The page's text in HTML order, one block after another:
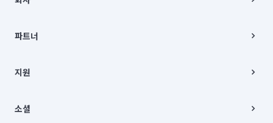
주소 | 본사: 서울특별시 종로구 율곡로 6(중학동, 트윈트리빌딩) B동 5층
컨택센터 : 서울특별시 종로구 수송동 율곡로 24, 7층, 8층 미소
상품, 상품정보, 거래에 관한 의무와 책임은 거래당사자에게 있습니다.
언론 보도 관련 문의:
© 유한회사 미소. Miso, Inc. All Rights Reserved.
채용
파트너
이사
지원
이용약관
소셜